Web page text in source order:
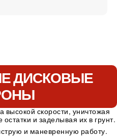
ДИСКОВЫЕ
высокой скорости, уничтожая
и заделывая их в грунт.
и маневренную работу.